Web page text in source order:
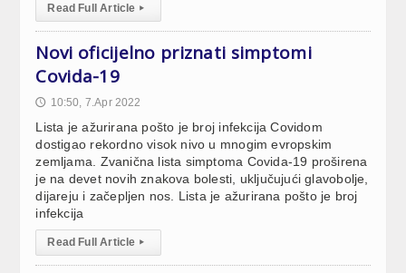
Read Full Article ▸
Novi oficijelno priznati simptomi
Covida-19
🕔 10:50, 7.Apr 2022
Lista je ažurirana pošto je broj infekcija Covidom
dostigao rekordno visok nivo u mnogim evropskim
zemljama. Zvanična lista simptoma Covida-19 proširena
je na devet novih znakova bolesti, uključujući glavobolje,
dijareju i začepljen nos. Lista je ažurirana pošto je broj
infekcija
Read Full Article ▸